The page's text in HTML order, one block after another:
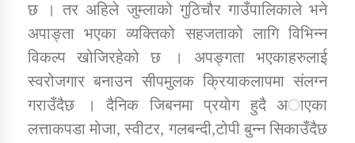
कर्णाली प्राविधि शिक्षालय जुम्लाको सुचना
छ । तर अहिले जुम्लाको गुठिचौर गाउँपालिकाले भने
अपाङ्ता भएका व्यक्तिको सहजताको लागि विभिन्न
विकल्प खोजिरहेको छ । अपङ्गता भएकाहरुलाई
स्वरोजगार बनाउन सीपमुलक क्रियाकलापमा संलग्न
गराउँदैछ । दैनिक जिबनमा प्रयाेग हुदै अाएका
लत्ताकपडा मोजा, स्वीटर, गलबन्दी,टोपी बुन्न सिकाउँदैछ